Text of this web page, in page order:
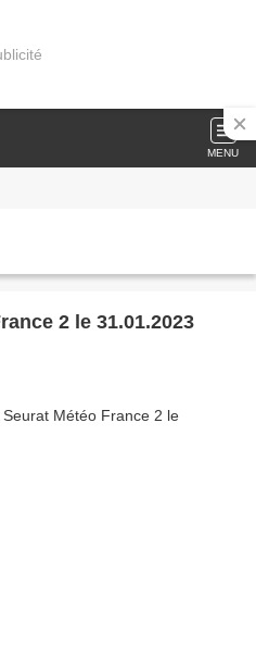
MENU
2 le 31.01.2023